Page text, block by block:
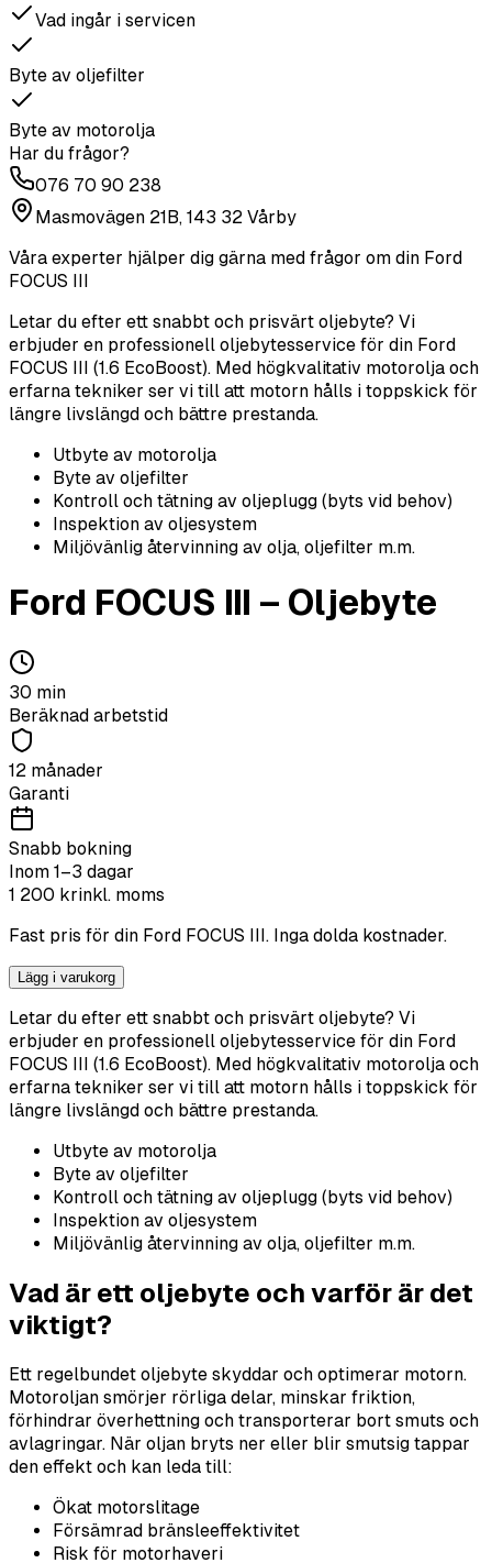
Vad ingår i servicen
Byte av oljefilter
Byte av motorolja
Har du frågor?
076 70 90 238
Masmovägen 21B, 143 32 Vårby
Våra experter hjälper dig gärna med frågor om din Ford
FOCUS III
Letar du efter ett snabbt och prisvärt oljebyte? Vi
erbjuder en professionell oljebytesservice för din Ford
FOCUS III (1.6 EcoBoost). Med högkvalitativ motorolja och
erfarna tekniker ser vi till att motorn hålls i toppskick för
längre livslängd och bättre prestanda.
Utbyte av motorolja
Byte av oljefilter
Kontroll och tätning av oljeplugg (byts vid behov)
Inspektion av oljesystem
Miljövänlig återvinning av olja, oljefilter m.m.
Ford FOCUS III – Oljebyte
30 min
Beräknad arbetstid
12 månader
Garanti
Snabb bokning
Inom 1–3 dagar
1 200 krinkl. moms
Fast pris för din Ford FOCUS III. Inga dolda kostnader.
Lägg i varukorg
Letar du efter ett snabbt och prisvärt oljebyte? Vi
erbjuder en professionell oljebytesservice för din Ford
FOCUS III (1.6 EcoBoost). Med högkvalitativ motorolja och
erfarna tekniker ser vi till att motorn hålls i toppskick för
längre livslängd och bättre prestanda.
Utbyte av motorolja
Byte av oljefilter
Kontroll och tätning av oljeplugg (byts vid behov)
Inspektion av oljesystem
Miljövänlig återvinning av olja, oljefilter m.m.
Vad är ett oljebyte och varför är det
viktigt?
Ett regelbundet oljebyte skyddar och optimerar motorn.
Motoroljan smörjer rörliga delar, minskar friktion,
förhindrar överhettning och transporterar bort smuts och
avlagringar. När oljan bryts ner eller blir smutsig tappar
den effekt och kan leda till:
Ökat motorslitage
Försämrad bränsleeffektivitet
Risk för motorhaveri